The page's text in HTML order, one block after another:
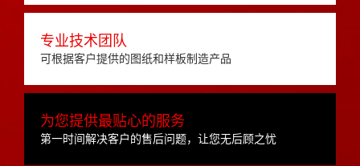
专业技术团队
可根据客户提供的图纸和样板制造产品
为您提供最贴心的服务
第一时间解决客户的售后问题，让您无后顾之忧